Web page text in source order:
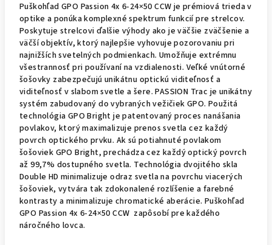
Puškohľad GPO Passion 4x 6-24×50 CCW je prémiová trieda v
optike a ponúka komplexné spektrum funkcií pre strelcov.
Poskytuje strelcovi ďalšie výhody ako je väčšie zväčšenie a
väčší objektív, ktorý najlepšie vyhovuje pozorovaniu pri
najnižších svetelných podmienkach. Umožňuje extrémnu
všestrannosť pri používaní na vzdialenosti. Veľké vnútorné
šošovky zabezpečujú unikátnu optickú viditeľnosť a
viditeľnosť v slabom svetle a šere. PASSION Trac je unikátny
systém zabudovaný do vybraných vežičiek GPO. Použitá
technológia GPO Bright je patentovaný proces nanášania
povlakov, ktorý maximalizuje prenos svetla cez každý
povrch optického prvku. Ak sú potiahnuté povlakom
šošoviek GPO Bright, prechádza cez každý optický povrch
až 99,7% dostupného svetla. Technológia dvojitého skla
Double HD minimalizuje odraz svetla na povrchu viacerých
šošoviek, vytvára tak zdokonalené rozlíšenie a farebné
kontrasty a minimalizuje chromatické aberácie. Puškohľad
GPO Passion 4x 6-24×50 CCW zapôsobí pre každého
náročného lovca.